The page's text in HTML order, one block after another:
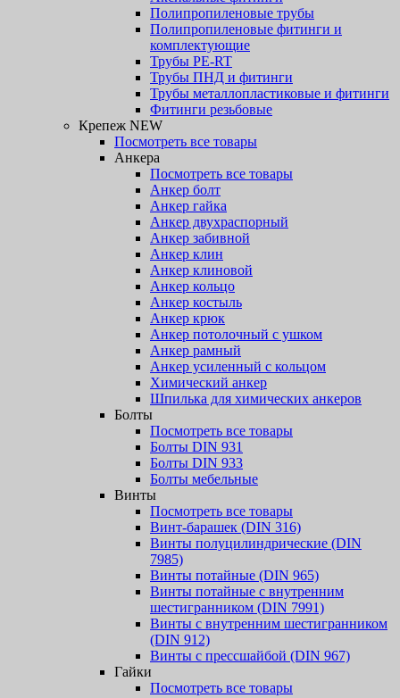
Полипропиленовые трубы
Полипропиленовые фитинги и
комплектующие
Трубы PE-RT
Трубы ПНД и фитинги
Трубы металлопластиковые и фитинги
Фитинги резьбовые
Крепеж NEW
Посмотреть все товары
Анкера
Посмотреть все товары
Анкер болт
Анкер гайка
Анкер двухраспорный
Анкер забивной
Анкер клин
Анкер клиновой
Анкер кольцо
Анкер костыль
Анкер крюк
Анкер потолочный с ушком
Анкер рамный
Анкер усиленный с кольцом
Химический анкер
Шпилька для химических анкеров
Болты
Посмотреть все товары
Болты DIN 931
Болты DIN 933
Болты мебельные
Винты
Посмотреть все товары
Винт-барашек (DIN 316)
Винты полуцилиндрические (DIN
7985)
Винты потайные (DIN 965)
Винты потайные с внутренним
шестигранником (DIN 7991)
Винты с внутренним шестигранником
(DIN 912)
Винты с прессшайбой (DIN 967)
Гайки
Посмотреть все товары